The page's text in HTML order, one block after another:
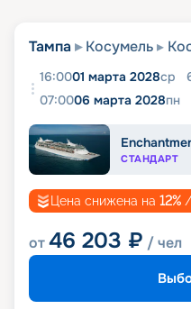
Тампа Косумель
16:0001 марта 2028ср
07:0006 марта 2028пн
СТАНДАРТ
Цена снижена на 12% /
от46 203 ₽ / чел